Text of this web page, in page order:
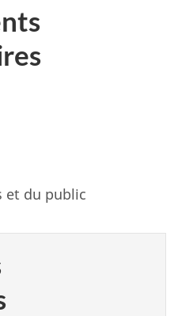
et du public